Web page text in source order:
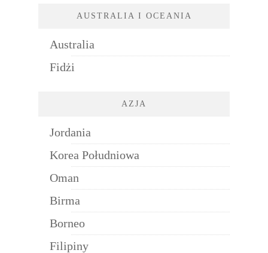
AUSTRALIA I OCEANIA
Australia
Fidżi
AZJA
Jordania
Korea Południowa
Oman
Birma
Borneo
Filipiny